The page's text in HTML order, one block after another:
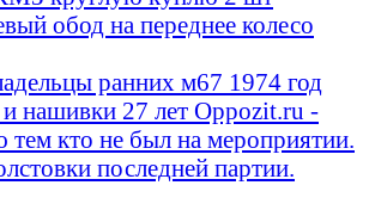
обод на переднее колесо
ранних м67 1974 год
нашивки 27 лет Oppozit.ru -
тем кто не был на мероприятии.
последней партии.